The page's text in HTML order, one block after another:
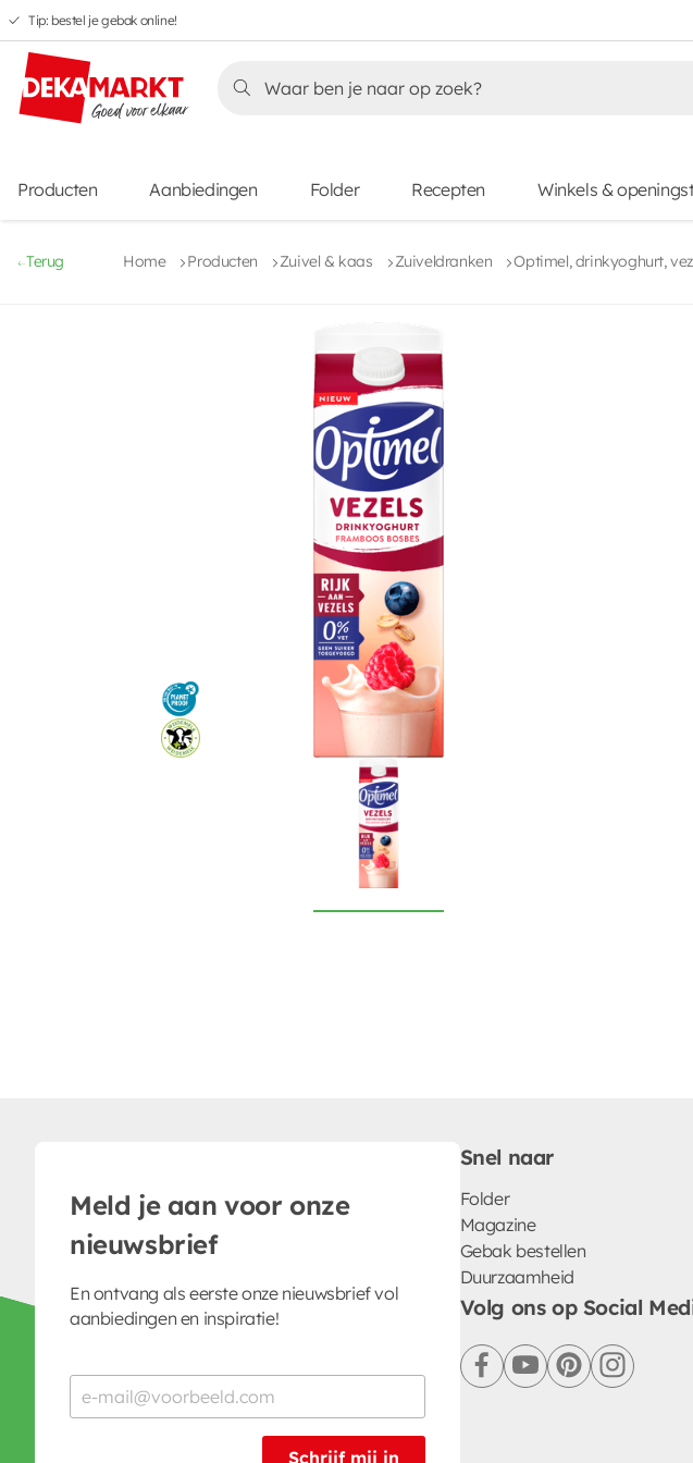
Overslaan
naar
hoofdnavigatie
Overslaan
naar
hoofdinhoud
Overslaan
naar
voettekstinhoud
Overslaan
naar
aanbiedingen
Tip: bestel je gebak online!
Producten Aanbiedingen Folder Recepten Winkels &
Terug Home Producten Zuivel & kaas Zuiveldranken Optimel, drinkyoghurt,
Meld je aan voor onze
nieuwsbrief
En ontvang als eerste onze nieuwsbrief vol
aanbiedingen en inspiratie!
Schrijf mij in
Snel naar
Folder
Magazine
Gebak bestellen
Duurzaamheid
Volg ons op Social
facebookyoutubepinterestinstagram